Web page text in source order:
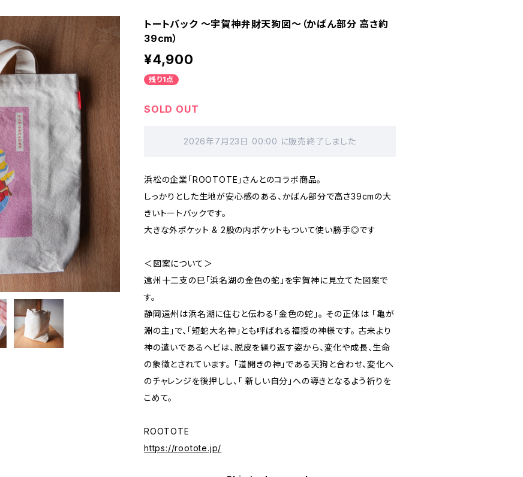
トートバック 〜宇賀神弁財天狗図〜（かばん部分 高さ約
39cm）
¥4,900
残り1点
SOLD OUT
2026年7月23日 00:00 に販売終了しました
浜松の企業「ROOTOTE」さんとのコラボ商品。
しっかりとした生地が安心感のある、かばん部分で高さ39cmの大
きいトートバックです。
大きな外ポケット & 2股の内ポケットもついて使い勝手◎です
＜図案について＞
遠州十二支の巳「浜名湖の金色の蛇」を宇賀神に見立てた図案で
す。
静岡遠州は浜名湖に住むと伝わる「金色の蛇」。 その正体は 「亀が
淵の主」で、「短蛇大名神」とも呼ばれる福授の神様です。 古来より
神の遣いであるヘビは、脱皮を繰り返す姿から、変化や成長、生命
の象徴とされています。 「道開きの神」である天狗と合わせ、変化へ
のチャレンジを後押しし、「 新しい自分」への導きとなるよう祈りを
こめて。
ROOTOTE
https://rootote.jp/